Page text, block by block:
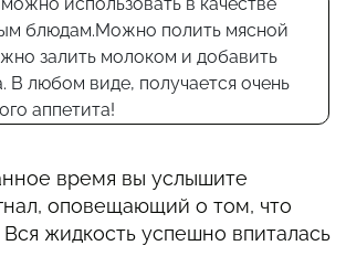
время вы услышите
оповещающий о том, что
Вся жидкость успешно впиталась